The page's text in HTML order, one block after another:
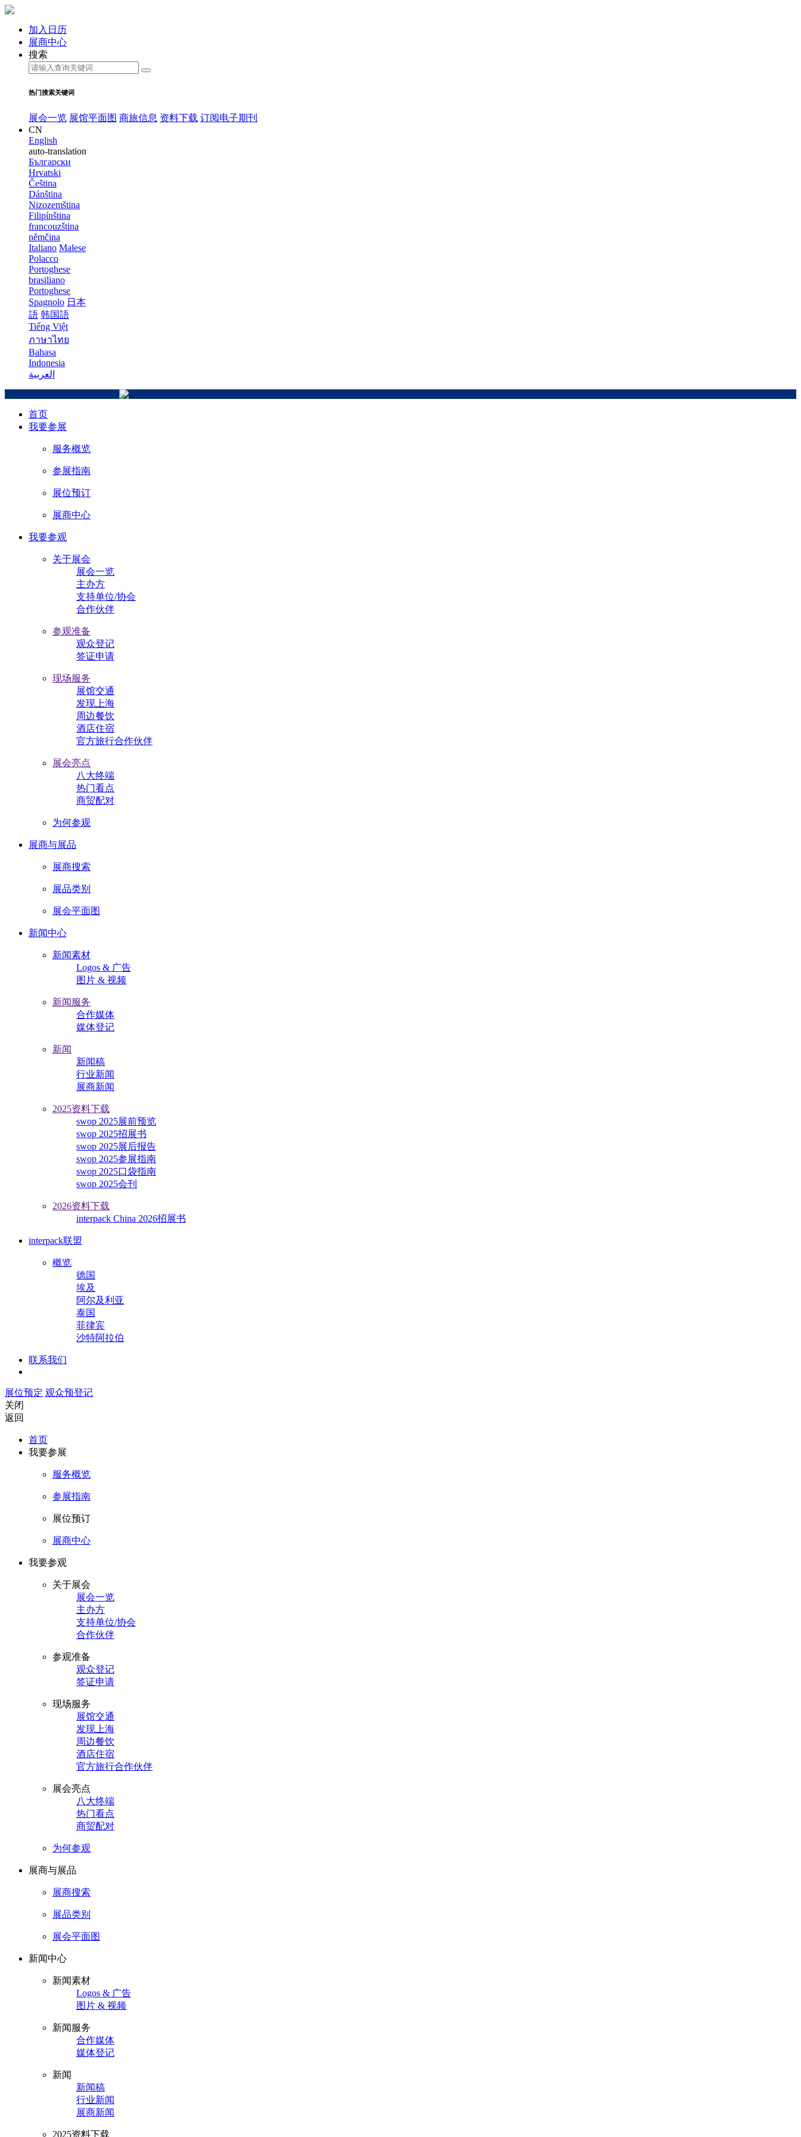
加入日历
展商中心
搜索
热门搜索关键词
展会一览 展馆平面图 商旅信息 资料下载 订阅电子期刊
CN
English
auto-translation
Български
Hrvatski
Čeština
Dánština
Nizozemština
Filipínština
francouzština
němčina
Italiano Malese
Polacco
Portoghese
brasiliano
Portoghese
Spagnolo 日本
語 韩国語
Tiếng Việt
ภาษาไทย
Bahasa
Indonesia
العربية
首页
我要参展
服务概览
参展指南
展位预订
展商中心
我要参观
关于展会
展会一览
主办方
支持单位/协会
合作伙伴
参观准备
观众登记
签证申请
现场服务
展馆交通
发现上海
周边餐饮
酒店住宿
官方旅行合作伙伴
展会亮点
八大终端
热门看点
商贸配对
为何参观
展商与展品
展商搜索
展品类别
展会平面图
新闻中心
新闻素材
Logos & 广告
图片 & 视频
新闻服务
合作媒体
媒体登记
新闻
新闻稿
行业新闻
展商新闻
2025资料下载
swop 2025展前预览
swop 2025招展书
swop 2025展后报告
swop 2025参展指南
swop 2025口袋指南
swop 2025会刊
2026资料下载
interpack China 2026招展书
interpack联盟
概览
德国
埃及
阿尔及利亚
泰国
菲律宾
沙特阿拉伯
联系我们
展位预定 观众预登记
关闭
返回
首页
我要参展
服务概览
参展指南
展位预订
展商中心
我要参观
关于展会
展会一览
主办方
支持单位/协会
合作伙伴
参观准备
观众登记
签证申请
现场服务
展馆交通
发现上海
周边餐饮
酒店住宿
官方旅行合作伙伴
展会亮点
八大终端
热门看点
商贸配对
为何参观
展商与展品
展商搜索
展品类别
展会平面图
新闻中心
新闻素材
Logos & 广告
图片 & 视频
新闻服务
合作媒体
媒体登记
新闻
新闻稿
行业新闻
展商新闻
2025资料下载